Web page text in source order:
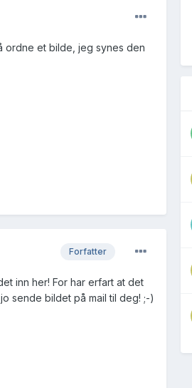
ordne et bilde, jeg synes den
Forfatter
inn her! For har erfart at det
sende bildet på mail til deg! ;-)